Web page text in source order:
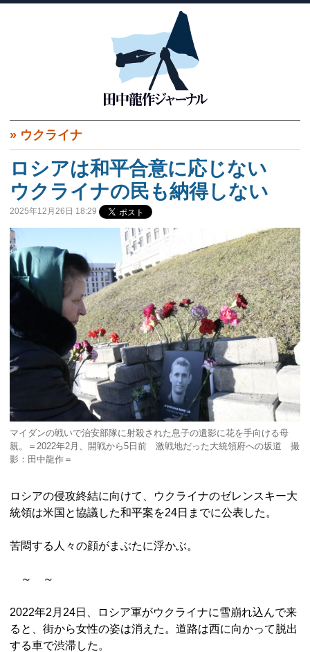
» ウクライナ
ロシアは和平合意に応じない
ウクライナの民も納得しない
2025年12月26日 18:29
マイダンの戦いで治安部隊に射殺された息子の遺影に花を手向ける母
親。＝2022年2月、開戦から5日前 激戦地だった大統領府への坂道 撮
影：田中龍作＝
ロシアの侵攻終結に向けて、ウクライナのゼレンスキー大
統領は米国と協議した和平案を24日までに公表した。
苦悶する人々の顔がまぶたに浮かぶ。
～ ～
2022年2月24日、ロシア軍がウクライナに雪崩れ込んで来
ると、街から女性の姿は消えた。道路は西に向かって脱出
する車で渋滞した。